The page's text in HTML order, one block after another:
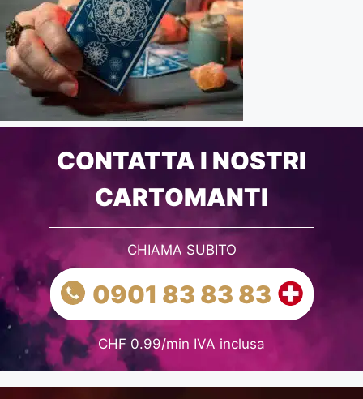
CONTATTA I NOSTRI
CARTOMANTI
CHIAMA SUBITO
0901 83 83 83
CHF 0.99/min IVA inclusa